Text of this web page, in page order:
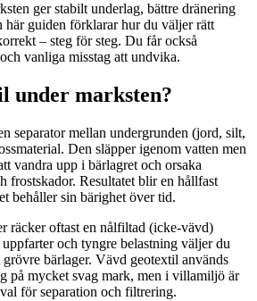
ger stabilt underlag, bättre dränering
här guiden förklarar hur du väljer rätt
– steg för steg. Du får också
vanliga misstag att undvika.
under marksten?
separator mellan undergrunden (jord, silt,
Den släpper igenom vatten men
vandra upp i bärlagret och orsaka
frostskador. Resultatet blir en hållfast
behåller sin bärighet över tid.
räcker oftast en nålfiltad (icke-vävd)
och tyngre belastning väljer du
bärlager. Vävd geotextil används
på mycket svag mark, men i villamiljö är
för separation och filtrering.